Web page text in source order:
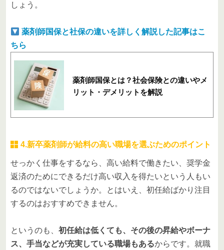
しょう。
薬剤師国保と社保の違いを詳しく解説した記事はこ
ちら
薬剤師国保とは？社会保険との違いやメ
リット・デメリットを解説
4.新卒薬剤師が給料の高い職場を選ぶためのポイント
せっかく仕事をするなら、高い給料で働きたい、奨学金
返済のためにできるだけ高い収入を得たいという人もい
るのではないでしょうか。とはいえ、初任給ばかり注目
するのはおすすめできません。
というのも、 初任給は低くても、その後の昇給やボーナ
ス、手当などが充実している職場もあるからです。就職